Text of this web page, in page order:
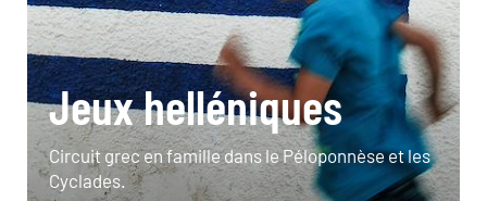
Jeux helléniques
Circuit grec en famille dans le Péloponnèse et les
Cyclades.